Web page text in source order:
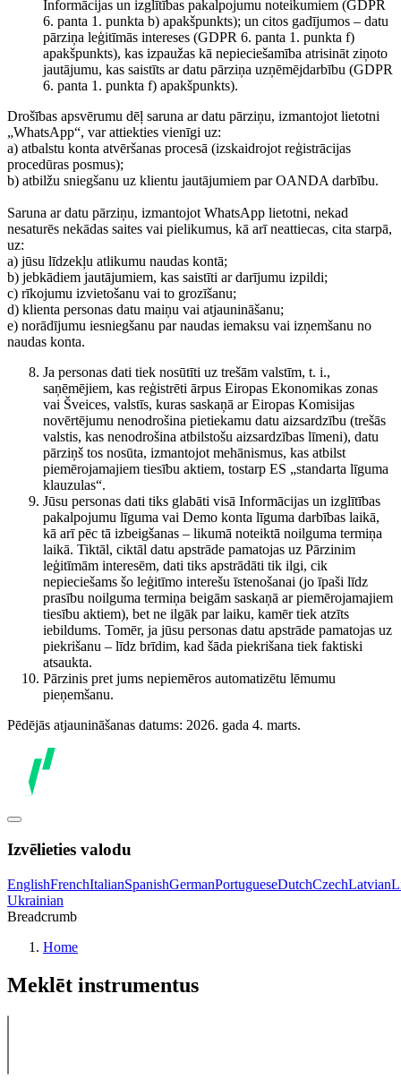
Informācijas un izglītības pakalpojumu noteikumiem (GDPR
6. panta 1. punkta b) apakšpunkts); un citos gadījumos – datu
pārziņa leģitīmās intereses (GDPR 6. panta 1. punkta f)
apakšpunkts), kas izpaužas kā nepieciešamība atrisināt ziņoto
jautājumu, kas saistīts ar datu pārziņa uzņēmējdarbību (GDPR
6. panta 1. punkta f) apakšpunkts).
Drošības apsvērumu dēļ saruna ar datu pārziņu, izmantojot lietotni
„WhatsApp“, var attiekties vienīgi uz:
a) atbalstu konta atvēršanas procesā (izskaidrojot reģistrācijas
procedūras posmus);
b) atbilžu sniegšanu uz klientu jautājumiem par OANDA darbību.
Saruna ar datu pārziņu, izmantojot WhatsApp lietotni, nekad
nesaturēs nekādas saites vai pielikumus, kā arī neattiecas, cita starpā,
uz:
a) jūsu līdzekļu atlikumu naudas kontā;
b) jebkādiem jautājumiem, kas saistīti ar darījumu izpildi;
c) rīkojumu izvietošanu vai to grozīšanu;
d) klienta personas datu maiņu vai atjaunināšanu;
e) norādījumu iesniegšanu par naudas iemaksu vai izņemšanu no
naudas konta.
Ja personas dati tiek nosūtīti uz trešām valstīm, t. i.,
saņēmējiem, kas reģistrēti ārpus Eiropas Ekonomikas zonas
vai Šveices, valstīs, kuras saskaņā ar Eiropas Komisijas
novērtējumu nenodrošina pietiekamu datu aizsardzību (trešās
valstis, kas nenodrošina atbilstošu aizsardzības līmeni), datu
pārziņš tos nosūta, izmantojot mehānismus, kas atbilst
piemērojamajiem tiesību aktiem, tostarp ES „standarta līguma
klauzulas“.
Jūsu personas dati tiks glabāti visā Informācijas un izglītības
pakalpojumu līguma vai Demo konta līguma darbības laikā,
kā arī pēc tā izbeigšanas – likumā noteiktā noilguma termiņa
laikā. Tiktāl, ciktāl datu apstrāde pamatojas uz Pārzinim
leģitīmām interesēm, dati tiks apstrādāti tik ilgi, cik
nepieciešams šo leģitīmo interešu īstenošanai (jo īpaši līdz
prasību noilguma termiņa beigām saskaņā ar piemērojamajiem
tiesību aktiem), bet ne ilgāk par laiku, kamēr tiek atzīts
iebildums. Tomēr, ja jūsu personas datu apstrāde pamatojas uz
piekrišanu – līdz brīdim, kad šāda piekrišana tiek faktiski
atsaukta.
Pārzinis pret jums nepiemēros automatizētu lēmumu
pieņemšanu.
Pēdējās atjaunināšanas datums: 2026. gada 4. marts.
Izvēlieties valodu
EnglishFrenchItalianSpanishGermanPortugueseDutchCzechLatvian
Ukrainian
Breadcrumb
Home
Meklēt instrumentus